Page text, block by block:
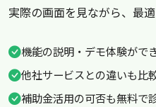
実際の画面を見ながら、最
機能の説明・デモ体験がで
他社サービスとの違いも比
補助金活用の可否も無料で